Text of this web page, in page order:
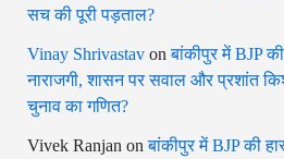
सच की पूरी पड़ताल?
Vinay Shrivastav onबांकीपुर में BJP
नाराजगी, शासन पर सवाल और प्रशांत
चुनाव का गणित?
Vivek Ranjan onबांकीपुर में BJP की